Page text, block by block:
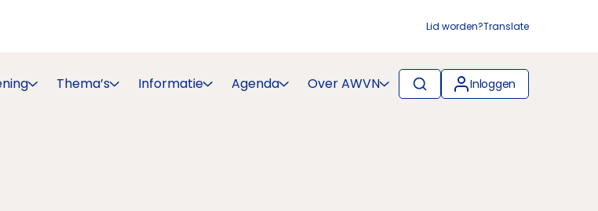
Lid worden?Translate
Thema’s Informatie Agenda Over AWVN Inloggen